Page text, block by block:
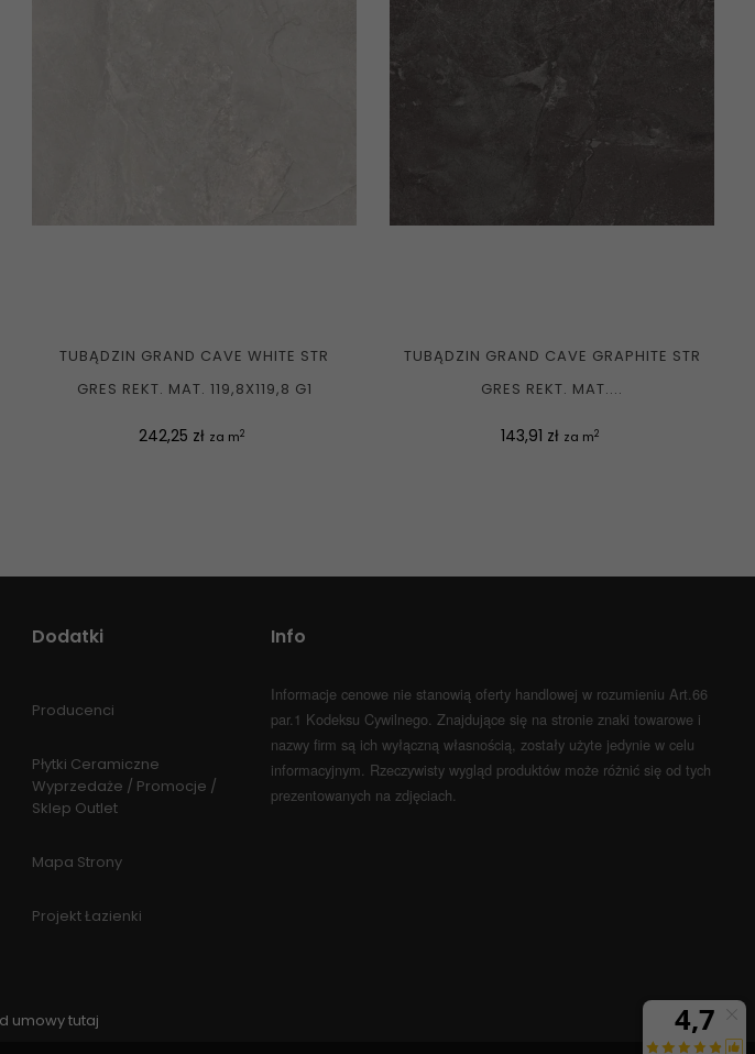
TUBĄDZIN GRAND CAVE WHITE STR
GRES REKT. MAT. 119,8X119,8 G1
Cena
242,25 zł za m2
TUBĄDZIN GRAND CAVE GRAPHITE STR
GRES REKT. MAT....
Cena
143,91 zł za m2
Dodatki
Producenci
Płytki Ceramiczne
Wyprzedaże / Promocje /
Sklep Outlet
Mapa Strony
Projekt Łazienki
Info
Informacje cenowe nie stanowią oferty handlowej w rozumieniu Art.66
par.1 Kodeksu Cywilnego. Znajdujące się na stronie znaki towarowe i
nazwy firm są ich wyłączną własnością, zostały użyte jedynie w celu
informacyjnym. Rzeczywisty wygląd produktów może różnić się od tych
prezentowanych na zdjęciach.
umowy tutaj